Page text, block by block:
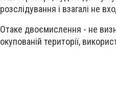
розслідування і взагалі не
Отаке двоємислення - не
окупованій території,